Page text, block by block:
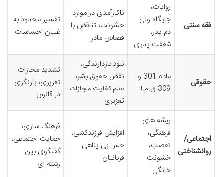
فقه سنتی
روایات،
جایگاه ولی
دم پدر،
شفقت پدری
ناکارآمدی در موارد
خشونت، تناقض با
قصاص مادر
تفسیر محدود به
غلیان احساسات
حقوقی
ماده 301 و
309 ق.م.ا
نبود بازدارندگی،
نقض حقوق بشر،
عدم کفایت مجازات
تعزیری
تشدید مجازات
تعزیری، بازنگری
در قانون
اجتماعی/
روانشناختی
ریشه های
فرهنگی،
تعصب،
خشونت
خانگی
افزایش فرزندکشی،
حس بی پناهی
قربانیان
فرهنگ سازی،
حمایت اجتماعی،
گفتگوی بین
رشته ای